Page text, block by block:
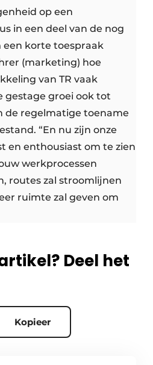
op een
in een deel van de nog
een korte toespraak
(marketing) hoe
van TR vaak
gestage groei ook tot
de regelmatige toename
“En nu zijn onze
en enthousiast om te zien
werkprocessen
routes zal stroomlijnen
ruimte zal geven om
Deel het
Kopieer